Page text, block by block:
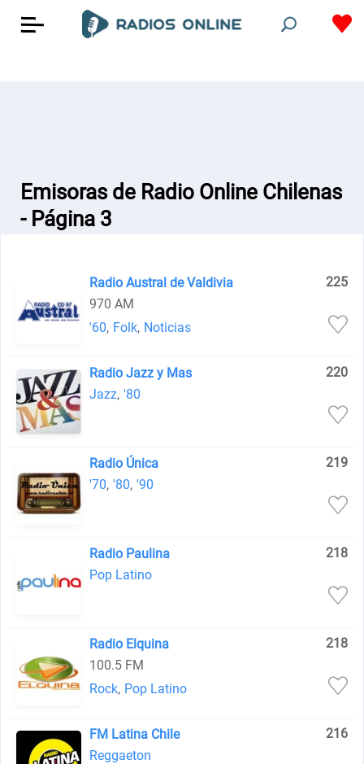
Emisoras de Radio Online Chilenas
- Página 3
Radio Austral de Valdivia
225
970 AM
'60, Folk, Noticias
Radio Jazz y Mas
220
Jazz, '80
Radio Única
219
'70, '80, '90
Radio Paulina
218
Pop Latino
Radio Elquina
218
100.5 FM
Rock, Pop Latino
FM Latina Chile
216
Reggaeton